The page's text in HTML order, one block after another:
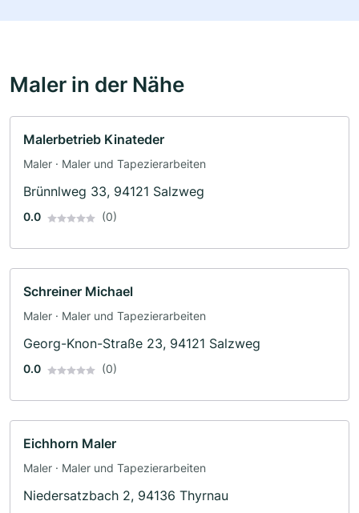
Maler in der Nähe
Malerbetrieb Kinateder
Maler · Maler und Tapezierarbeiten
Brünnlweg 33, 94121 Salzweg
0.0 (0)
Schreiner Michael
Maler · Maler und Tapezierarbeiten
Georg-Knon-Straße 23, 94121 Salzweg
0.0 (0)
Eichhorn Maler
Maler · Maler und Tapezierarbeiten
Niedersatzbach 2, 94136 Thyrnau